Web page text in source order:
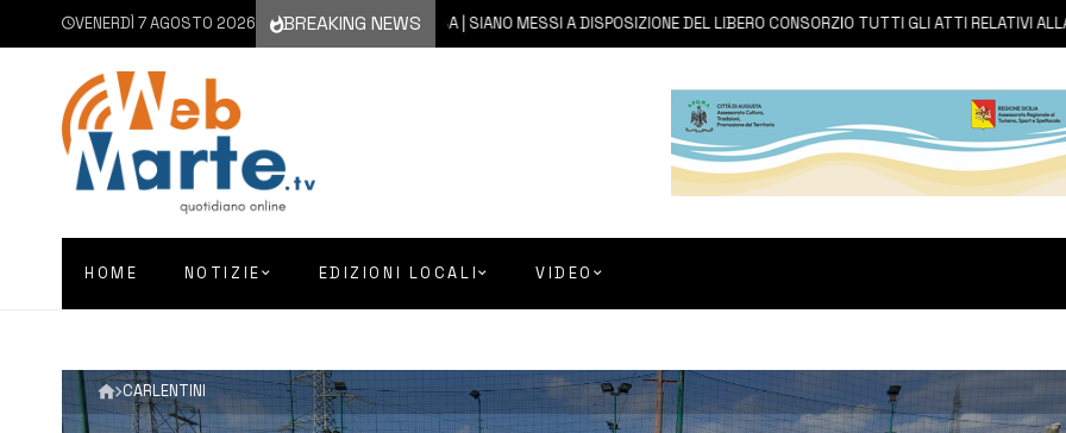
VENERDÌ 7 AGOSTO 2026 BREAKING NEWS
7 AGOSTO 2026 SIRACUSA | SIANO MESSI A DISPOSIZIONE DEL LIBERO CONSORZIO TUTTI GLI ATTI RELATIVI ALLA
HOME NOTIZIE EDIZIONI LOCALI VIDEO
CARLENTINI